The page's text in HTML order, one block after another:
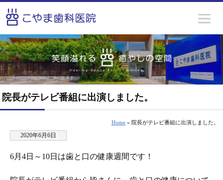
院長がテレビ番組に出演しました。
Home » 院長がテレビ番組に出演しました。
2020年6月6日
6月4日～10日は歯と口の健康週間です！